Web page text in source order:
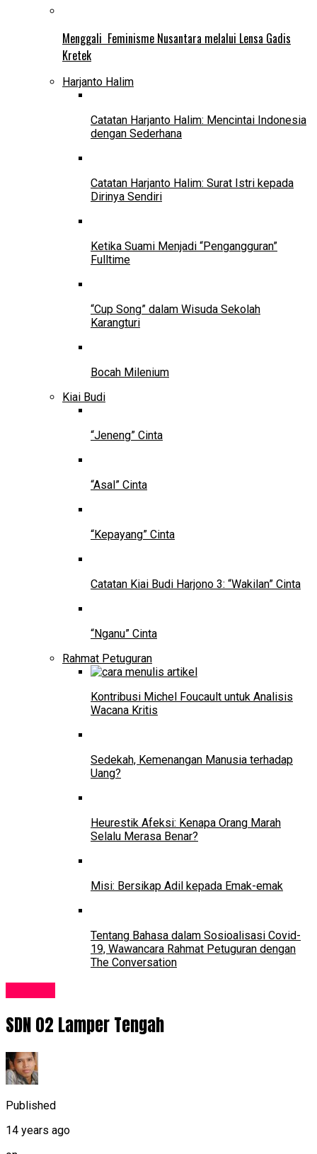
Menggali Feminisme Nusantara melalui Lensa Gadis
Kretek
Harjanto Halim
Catatan Harjanto Halim: Mencintai Indonesia
dengan Sederhana
Catatan Harjanto Halim: Surat Istri kepada
Dirinya Sendiri
Ketika Suami Menjadi “Pengangguran”
Fulltime
“Cup Song” dalam Wisuda Sekolah
Karangturi
Bocah Milenium
Kiai Budi
“Jeneng” Cinta
“Asal” Cinta
“Kepayang” Cinta
Catatan Kiai Budi Harjono 3: “Wakilan” Cinta
“Nganu” Cinta
Rahmat Petuguran
Kontribusi Michel Foucault untuk Analisis
Wacana Kritis
Sedekah, Kemenangan Manusia terhadap
Uang?
Heurestik Afeksi: Kenapa Orang Marah
Selalu Merasa Benar?
Misi: Bersikap Adil kepada Emak-emak
Tentang Bahasa dalam Sosioalisasi Covid-
19, Wawancara Rahmat Petuguran dengan
The Conversation
SDN 02 Lamper Tengah
Published
14 years ago